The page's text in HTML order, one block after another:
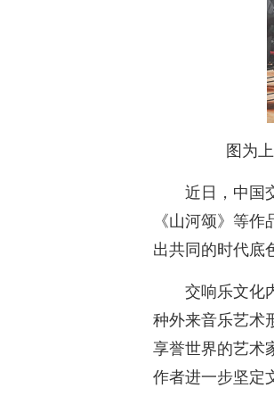
图为
近日，中国
《山河颂》等
出共同的时代底
交响乐文化
种外来音乐艺术
享誉世界的艺术
作者进一步坚定